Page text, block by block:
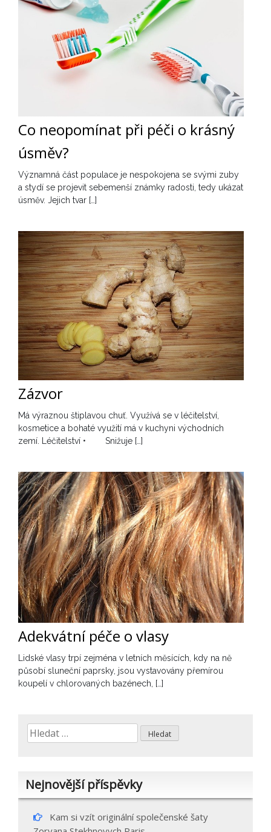
Co neopomínat při péči o krásný
úsměv?
Významná část populace je nespokojena se svými zuby
a stydí se projevit sebemenší známky radosti, tedy ukázat
úsměv. Jejich tvar […]
Zázvor
Má výraznou štiplavou chuť. Využívá se v léčitelství,
kosmetice a bohaté využití má v kuchyni východních
zemí. Léčitelství • Snižuje […]
Adekvátní péče o vlasy
Lidské vlasy trpí zejména v letních měsících, kdy na ně
působí sluneční paprsky, jsou vystavovány přemírou
koupelí v chlorovaných bazénech, […]
Vyhledávání
Nejnovější příspěvky
Kam si vzít originální společenské šaty